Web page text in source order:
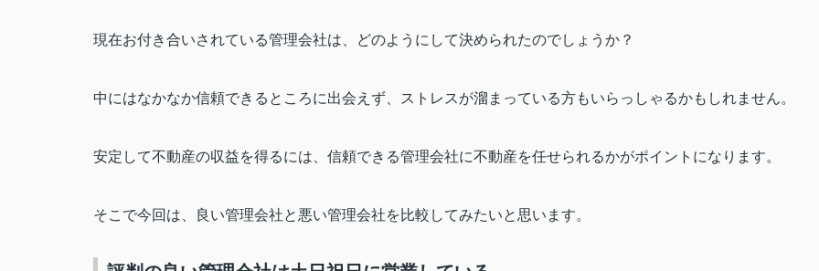
現在お付き合いされている管理会社は、どのようにして決められたのでしょうか？
中にはなかなか信頼できるところに出会えず、ストレスが溜まっている方もいらっしゃるかもしれません。
安定して不動産の収益を得るには、信頼できる管理会社に不動産を任せられるかがポイントになります。
そこで今回は、良い管理会社と悪い管理会社を比較してみたいと思います。